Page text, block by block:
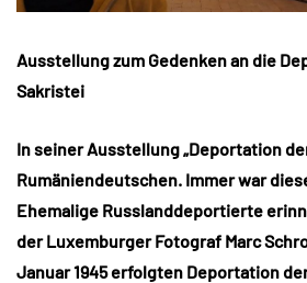
Ausstellung zum Gedenken an die
Sakristei
In seiner Ausstellung „Deportation
Rumäniendeutschen. Immer war
Ehemalige Russlanddeportierte
der Luxemburger Fotograf Marc
Januar 1945 erfolgten Deportation